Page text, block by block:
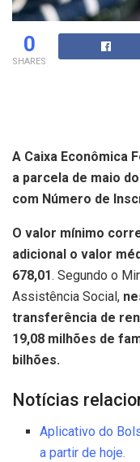
0
SHARES
A Caixa Econômica
a parcela de maio
com Número de
O valor mínimo
adicional o valor
678,01. Segundo o
Assistência Social,
transferência de
19,08 milhões de
bilhões.
Notícias
Aplicativo do
a partir de hoje.